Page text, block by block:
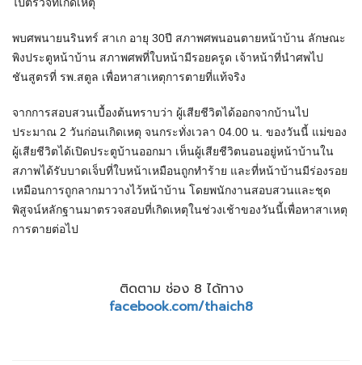
ไปตรวจที่เกิดเหตุ
พบศพนายนรินทร์ สาเก อายุ 30ปี สภาพศพนอนตายหน้าบ้าน ลักษณะ
พิงประตูหน้าบ้าน สภาพศพที่ใบหน้ามีรอยครูด เจ้าหน้าที่นำศพไป
ชันสูตรที่ รพ.สตูล เพื่อหาสาเหตุการตายที่แท้จริง
จากการสอบสวนเบื้องต้นทราบว่า ผู้เสียชีวิตได้ออกจากบ้านไป
ประมาณ 2 วันก่อนเกิดเหตุ จนกระทั่งเวลา 04.00 น. ของวันนี้ แม่ของ
ผู้เสียชีวิตได้เปิดประตูบ้านออกมา เห็นผู้เสียชีวิตนอนอยู่หน้าบ้านใน
สภาพได้รับบาดเจ็บที่ใบหน้าเหมือนถูกทำร้าย และที่หน้าบ้านมีร่องรอย
เหมือนการถูกลากมาวางไว้หน้าบ้าน โดยพนักงานสอบสวนและชุด
พิสูจน์หลักฐานมาตรวจสอบที่เกิดเหตุในช่วงเช้าของวันนี้เพื่อหาสาเหตุ
การตายต่อไป
ติดตาม ช่อง 8 ได้ทาง
facebook.com/thaich8